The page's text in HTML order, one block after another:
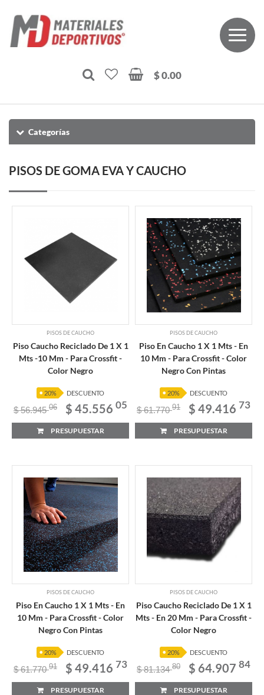
$ 0.00
Categorías
PISOS DE GOMA EVA Y CAUCHO
PISOS DE CAUCHO
Piso Caucho Reciclado De 1 X 1
Mts -10 Mm - Para Crossfit -
Color Negro
20% DESCUENTO
$ 56.94506 $ 45.556 05
PRESUPUESTAR
PISOS DE CAUCHO
Piso En Caucho 1 X 1 Mts - En
10 Mm - Para Crossfit - Color
Negro Con Pintas
20% DESCUENTO
$ 61.77091 $ 49.416 73
PRESUPUESTAR
PISOS DE CAUCHO
Piso En Caucho 1 X 1 Mts - En
10 Mm - Para Crossfit - Color
Negro Con Pintas
20% DESCUENTO
$ 61.77091 $ 49.416 73
PRESUPUESTAR
PISOS DE CAUCHO
Piso Caucho Reciclado De 1 X 1
Mts - En 20 Mm - Para Crossfit -
Color Negro
20% DESCUENTO
$ 81.13480 $ 64.907 84
PRESUPUESTAR